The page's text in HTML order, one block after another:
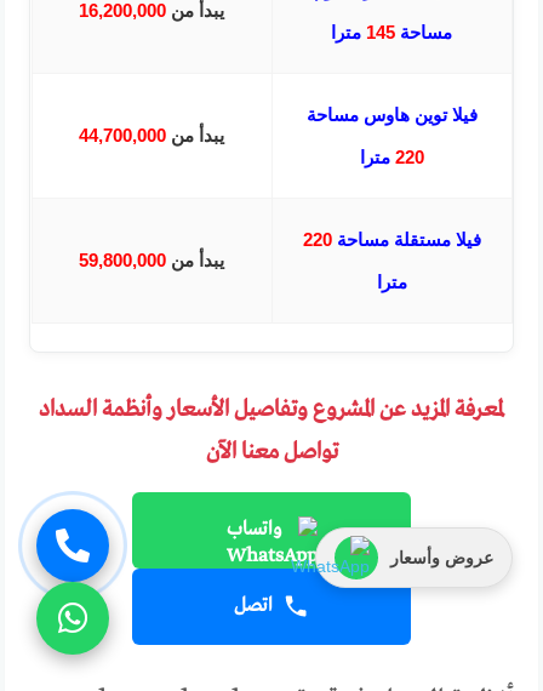
مساحة 145 مترا
يبدأ من 16,200,000
فيلا توين هاوس مساحة
220 مترا
يبدأ من 44,700,000
فيلا مستقلة مساحة220
مترا
يبدأ من 59,800,000
لمعرفة المزيد عن المشروع وتفاصيل الأسعار وأنظمة السداد
تواصل معنا الآن
واتساب
اتصل
عروض وأسعار